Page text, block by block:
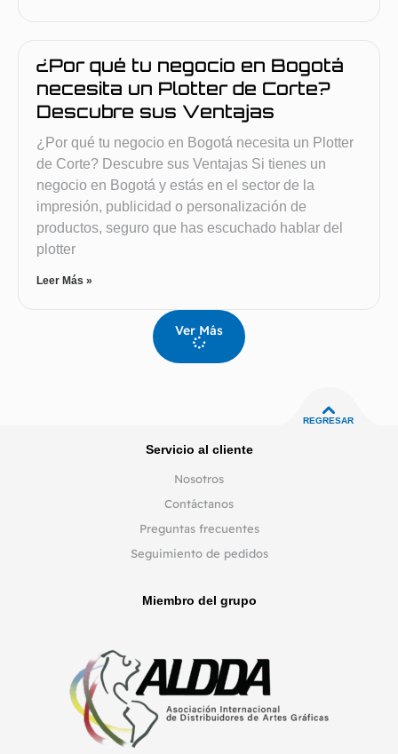
¿Por qué tu negocio en Bogotá
necesita un Plotter de Corte?
Descubre sus Ventajas
¿Por qué tu negocio en Bogotá necesita un Plotter
de Corte? Descubre sus Ventajas Si tienes un
negocio en Bogotá y estás en el sector de la
impresión, publicidad o personalización de
productos, seguro que has escuchado hablar del
plotter
Leer Más »
Ver Más
REGRESAR
Servicio al cliente
Nosotros
Contáctanos
Preguntas frecuentes
Seguimiento de pedidos
Miembro del grupo